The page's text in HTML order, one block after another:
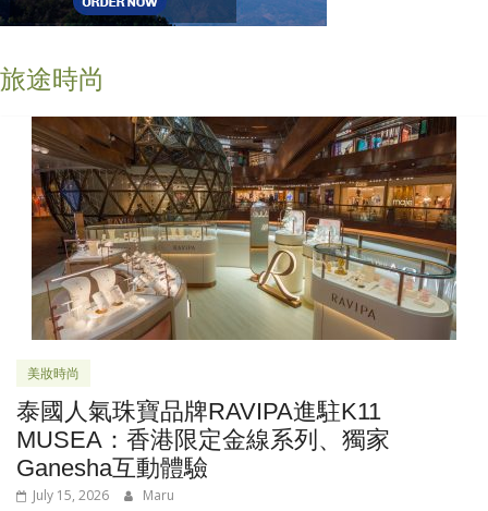
旅途時尚
美妝時尚
泰國人氣珠寶品牌RAVIPA進駐K11
MUSEA：香港限定金線系列、獨家
Ganesha互動體驗
July 15, 2026 Maru